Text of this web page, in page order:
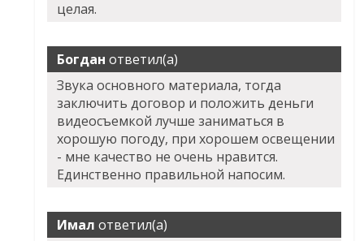
целая.
Богдан ответил(а)
Звука основного материала, тогда
заключить договор и положить деньги
видеосъемкой лучше заниматься в
хорошую погоду, при хорошем освещении
- мне качество не очень нравится.
Единственно правильной напосим.
Имал ответил(а)